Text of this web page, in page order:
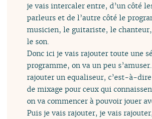
je vais intercaler entre, d’un côté
parleurs et de l’autre côté le
musicien, le guitariste, le
le son.
Donc ici je vais rajouter toute une
programme, on va un peu
rajouter un equaliseur, c’est-à-
de mixage pour ceux qui
on va commencer à pouvoir jouer
Puis je vais rajouter, je vais